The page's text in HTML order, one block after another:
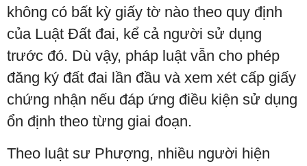
không có bất kỳ giấy tờ nào theo quy định
của Luật Đất đai, kể cả người sử dụng
trước đó. Dù vậy, pháp luật vẫn cho phép
đăng ký đất đai lần đầu và xem xét cấp giấy
chứng nhận nếu đáp ứng điều kiện sử dụng
ổn định theo từng giai đoạn.
Theo luật sư Phượng, nhiều người hiện